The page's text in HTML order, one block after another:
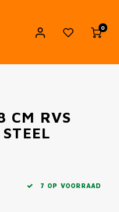
0
CM RVS
7 OP VOORRAAD